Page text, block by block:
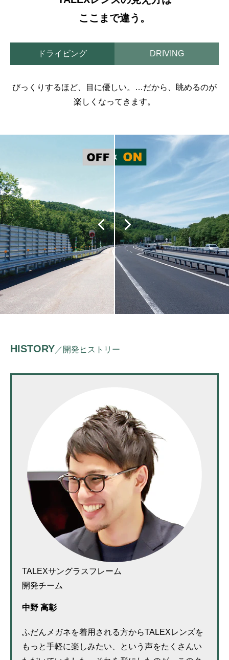
ここまで違う。
ドライビング DRIVING
びっくりするほど、目に優しい。…だから、眺めるのが
楽しくなってきます。
HISTORY ／開発ヒストリー
TALEXサングラスフレーム
開発チーム
中野 高彰
ふだんメガネを着用される方からTALEXレンズを
もっと手軽に楽しみたい、という声をたくさんい